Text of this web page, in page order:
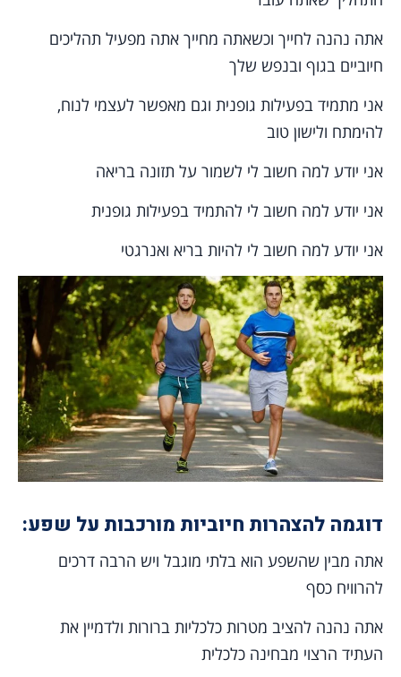
אתה נהנה לחייך וכשאתה מחייך אתה מפעיל תהליכים
חיוביים בגוף ובנפש שלך
אני מתמיד בפעילות גופנית וגם מאפשר לעצמי לנוח,
להימתח ולישון טוב
אני יודע למה חשוב לי לשמור על תזונה בריאה
אני יודע למה חשוב לי להתמיד בפעילות גופנית
אני יודע למה חשוב לי להיות בריא ואנרגטי
דוגמה להצהרות חיוביות מורכבות על שפע:
אתה מבין שהשפע הוא בלתי מוגבל ויש הרבה דרכים
להרוויח כסף
אתה נהנה להציב מטרות כלכליות ברורות ולדמיין את
העתיד הרצוי מבחינה כלכלית